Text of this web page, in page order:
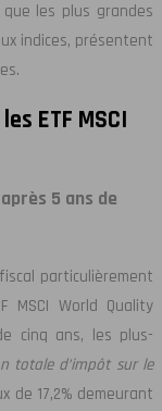
les plus grandes
indices, présentent
ETF MSCI
5 ans de
particulièrement
MSCI World Quality
cinq ans, les plus-
totale d’impôt sur le
de 17,2% demeurant